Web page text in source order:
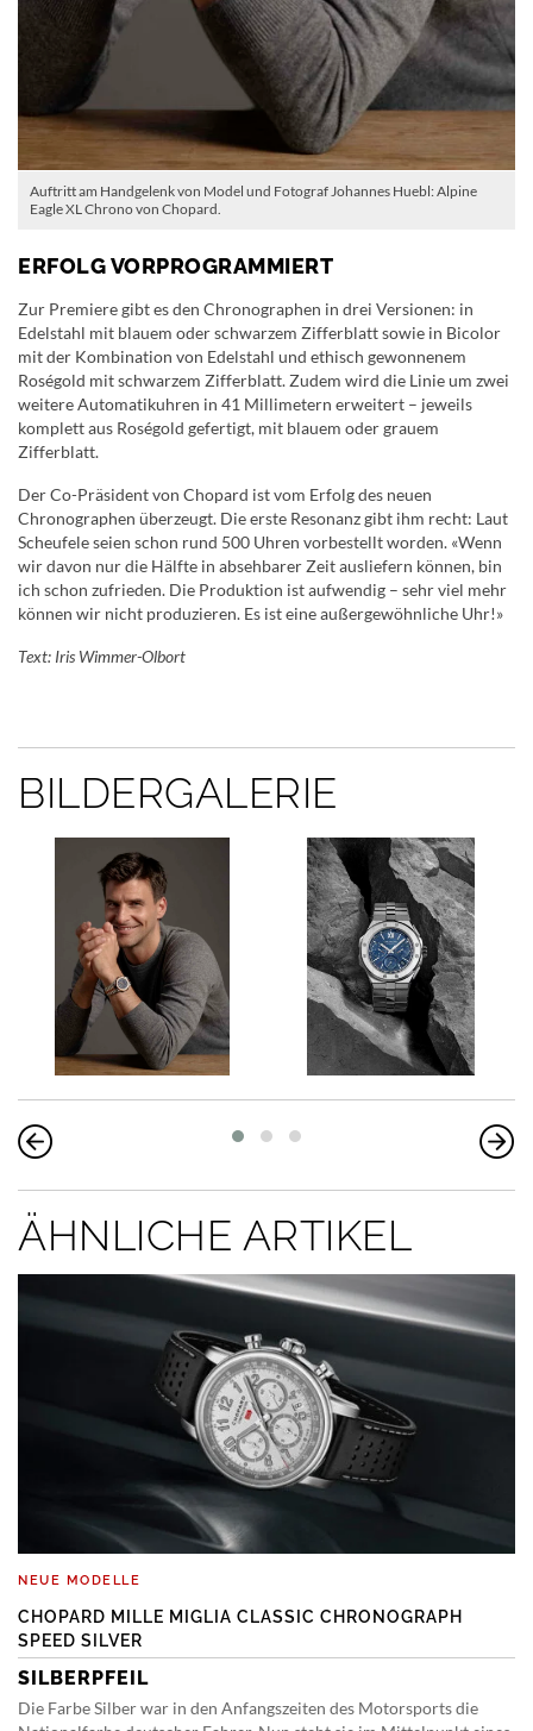
Auftritt am Handgelenk von Model und Fotograf Johannes Huebl: Alpine
Eagle XL Chrono von Chopard.
ERFOLG VORPROGRAMMIERT
Zur Premiere gibt es den Chronographen in drei Versionen: in
Edelstahl mit blauem oder schwarzem Zifferblatt sowie in Bicolor
mit der Kombination von Edelstahl und ethisch gewonnenem
Roségold mit schwarzem Zifferblatt. Zudem wird die Linie um zwei
weitere Automatikuhren in 41 Millimetern erweitert – jeweils
komplett aus Roségold gefertigt, mit blauem oder grauem
Zifferblatt.
Der Co-Präsident von Chopard ist vom Erfolg des neuen
Chronographen überzeugt. Die erste Resonanz gibt ihm recht: Laut
Scheufele seien schon rund 500 Uhren vorbestellt worden. «Wenn
wir davon nur die Hälfte in absehbarer Zeit ausliefern können, bin
ich schon zufrieden. Die Produktion ist aufwendig – sehr viel mehr
können wir nicht produzieren. Es ist eine außergewöhnliche Uhr!»
Text: Iris Wimmer-Olbort
BILDERGALERIE
ÄHNLICHE ARTIKEL
NEUE MODELLE
CHOPARD MILLE MIGLIA CLASSIC CHRONOGRAPH
SPEED SILVER
SILBERPFEIL
Die Farbe Silber war in den Anfangszeiten des Motorsports die